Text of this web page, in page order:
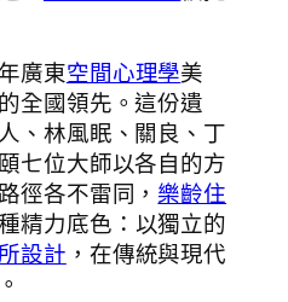
廣東空間心理學美
全國領先。這份遺
、林風眠、關良、丁
七位大師以各自的方
徑各不雷同， 樂齡住
精力底色：以獨立的
設計 ，在傳統與現代